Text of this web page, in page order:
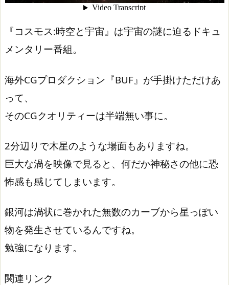
『コスモス:時空と宇宙』は宇宙の謎に迫るドキュ
メンタリー番組。
海外CGプロダクション『BUF』が手掛けただけあ
って、
そのCGクオリティーは半端無い事に。
2分辺りで木星のような場面もありますね。
巨大な渦を映像で見ると、何だか神秘さの他に恐
怖感も感じてしまいます。
銀河は渦状に巻かれた無数のカーブから星っぽい
物を発生させているんですね。
勉強になります。
関連リンク